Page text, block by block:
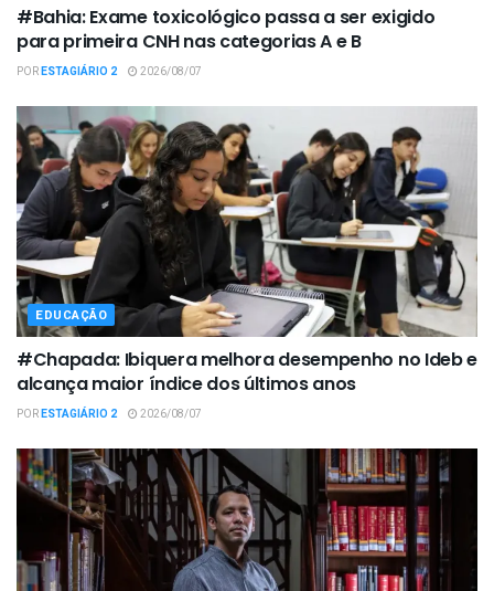
#Bahia: Exame toxicológico passa a ser exigido
para primeira CNH nas categorias A e B
PORESTAGIÁRIO 2 2026/08/07
EDUCAÇÃO
#Chapada: Ibiquera melhora desempenho no Ideb e
alcança maior índice dos últimos anos
PORESTAGIÁRIO 2 2026/08/07